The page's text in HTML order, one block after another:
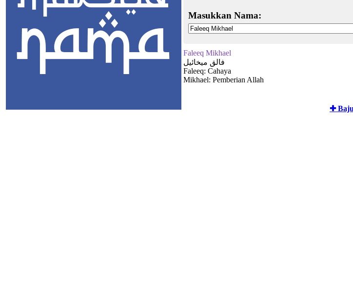
Masukkan Nama:
Faleeq Mikhael
فالق ميخائيل
Faleeq: Cahaya
Mikhael: Pemberian Allah
✚